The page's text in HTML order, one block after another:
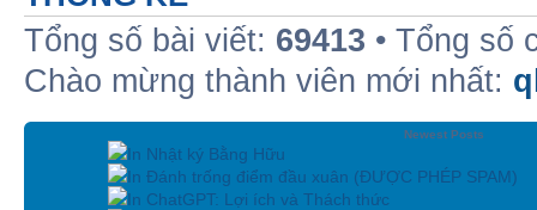
Tổng số bài viết: 69413 • Tổng số
Chào mừng thành viên mới nhất:
Newest Posts
In Nhật ký Bằng Hữu
In Đánh trống điểm đầu xuân (ĐƯỢC PHÉP SPAM)
In ChatGPT: Lợi ích và Thách thức